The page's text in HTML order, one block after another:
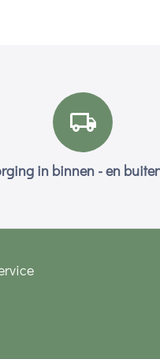
in binnen - en